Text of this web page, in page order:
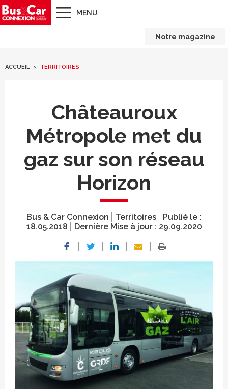
MENU
Notre magazine
ACCUEIL TERRITOIRES
Châteauroux
Métropole met du
gaz sur son réseau
Horizon
Bus & Car Connexion Territoires
Publié le :
18.05.2018
Dernière Mise à jour : 29.09.2020